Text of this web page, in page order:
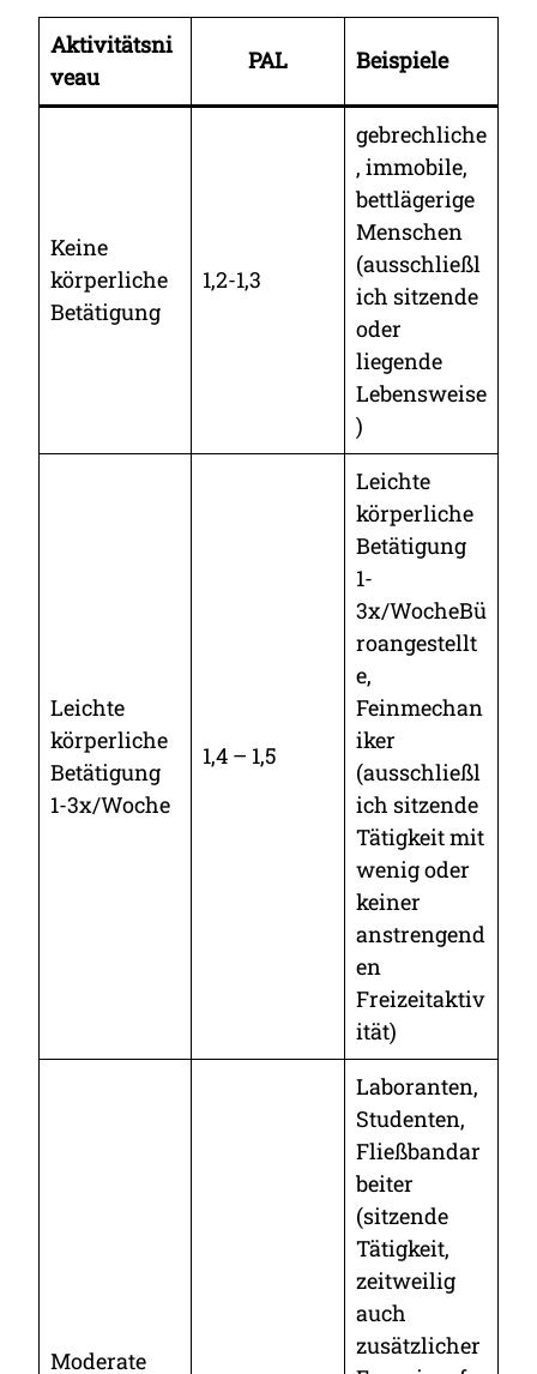
Aktivitätsni
veau
PAL Beispiele
Keine
körperliche
Betätigung
1,2-1,3
gebrechliche
, immobile,
bettlägerige
Menschen
(ausschließl
ich sitzende
oder
liegende
Lebensweise
)
Leichte
körperliche
Betätigung
1-3x/Woche
1,4 – 1,5
Leichte
körperliche
Betätigung
1-
3x/WocheBü
roangestellt
e,
Feinmechan
iker
(ausschließl
ich sitzende
Tätigkeit mit
wenig oder
keiner
anstrengend
en
Freizeitaktiv
ität)
Moderate
Laboranten,
Studenten,
Fließbandar
beiter
(sitzende
Tätigkeit,
zeitweilig
auch
zusätzlicher